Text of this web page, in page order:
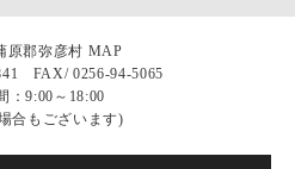
原郡弥彦村 MAP
FAX/ 0256-94-5065
：9:00～18:00
合もございます)